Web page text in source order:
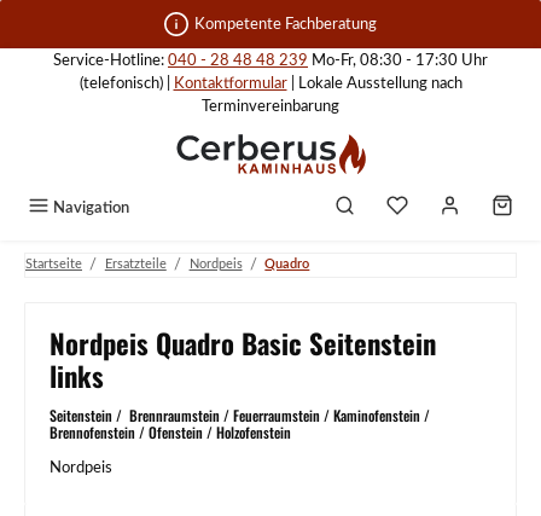
Zum Hauptinhalt springen Kompetente Fachberatung
Service-Hotline: 040 - 28 48 48 239 Mo-Fr, 08:30 - 17:30 Uhr
(telefonisch) |
Kontaktformular| Lokale Ausstellung nach
Terminvereinbarung
Navigation
Startseite / Ersatzteile / Nordpeis / Quadro
Nordpeis Quadro Basic Seitenstein
links
Seitenstein / Brennraumstein / Feuerraumstein / Kaminofenstein /
Brennofenstein / Ofenstein / Holzofenstein
Nordpeis